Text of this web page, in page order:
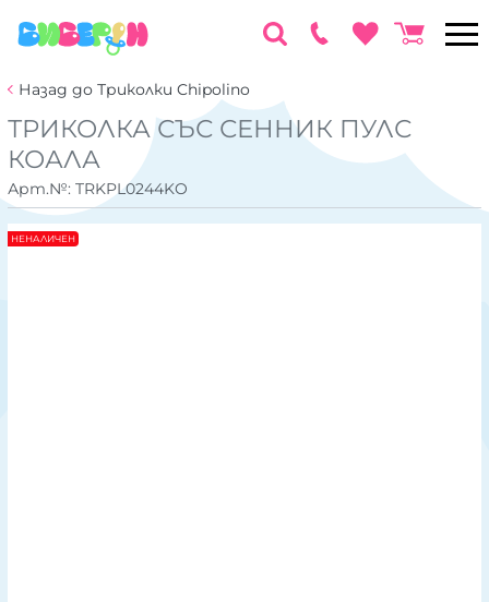
Назад до Триколки Chipolino
ТРИКОЛКА СЪС СЕННИК ПУЛС
КОАЛА
Арт.№: TRKPL0244KO
НЕНАЛИЧЕН